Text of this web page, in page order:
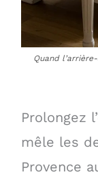
Quand
Prolongez
mêle les
Provence